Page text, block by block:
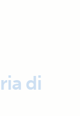
di